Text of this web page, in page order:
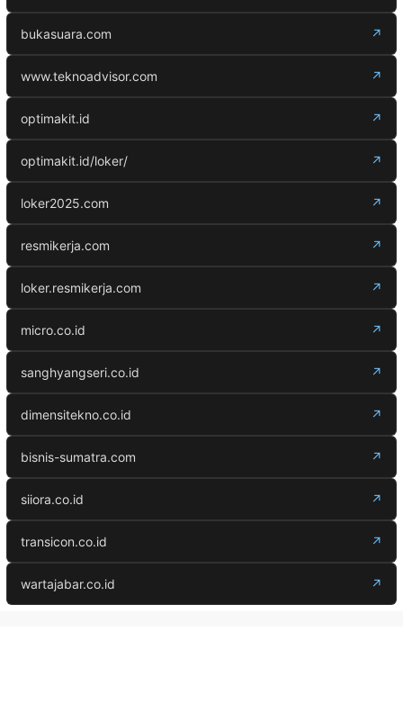
bukasuara.com ↗
www.teknoadvisor.com ↗
optimakit.id ↗
optimakit.id/loker/ ↗
loker2025.com ↗
resmikerja.com ↗
loker.resmikerja.com ↗
micro.co.id ↗
sanghyangseri.co.id ↗
dimensitekno.co.id ↗
bisnis-sumatra.com ↗
siiora.co.id ↗
transicon.co.id ↗
wartajabar.co.id ↗